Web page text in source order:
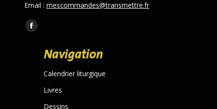
Email : mescommandes@transmettre.fr
Trouvez nous sur :
Facebook
opens
window
Navigation
Calendrier liturgique
Livres
Dessins